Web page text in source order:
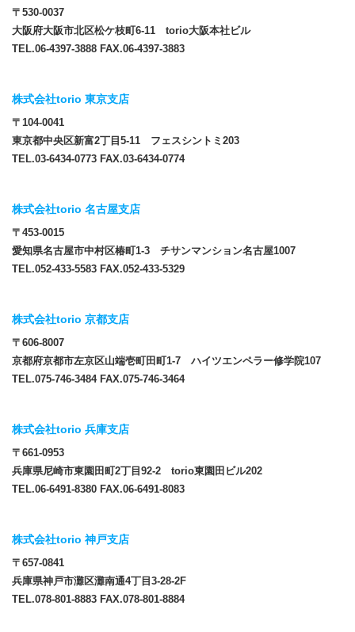
〒530-0037
大阪府大阪市北区松ケ枝町6-11 torio大阪本社ビル
TEL.06-4397-3888 FAX.06-4397-3883
株式会社torio 東京支店
〒104-0041
東京都中央区新富2丁目5-11 フェスシントミ203
TEL.03-6434-0773 FAX.03-6434-0774
株式会社torio 名古屋支店
〒453-0015
愛知県名古屋市中村区椿町1-3 チサンマンション名古屋1007
TEL.052-433-5583 FAX.052-433-5329
株式会社torio 京都支店
〒606-8007
京都府京都市左京区山端壱町田町1-7 ハイツエンペラー修学院107
TEL.075-746-3484 FAX.075-746-3464
株式会社torio 兵庫支店
〒661-0953
兵庫県尼崎市東園田町2丁目92-2 torio東園田ビル202
TEL.06-6491-8380 FAX.06-6491-8083
株式会社torio 神戸支店
〒657-0841
兵庫県神戸市灘区灘南通4丁目3-28-2F
TEL.078-801-8883 FAX.078-801-8884